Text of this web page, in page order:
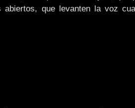
abiertos, que levanten la voz